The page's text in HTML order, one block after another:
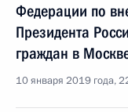
Федерации по
Президента
граждан в
10 января 2019 года,